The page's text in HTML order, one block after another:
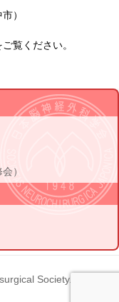
）
ご覧ください。
）
Society. All rights